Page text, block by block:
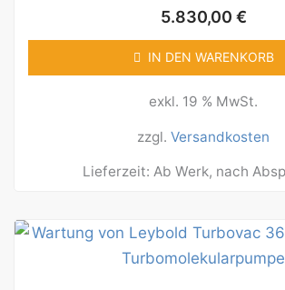
5.830,00 €
IN DEN WARENKORB
exkl. 19 % MwSt.
zzgl. Versandkosten
Lieferzeit: Ab Werk, nach